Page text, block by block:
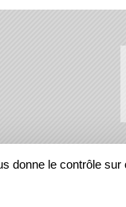
donne le contrôle